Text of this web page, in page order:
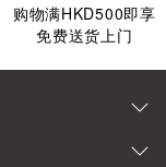
购物满HKD500即享
免费送货上门